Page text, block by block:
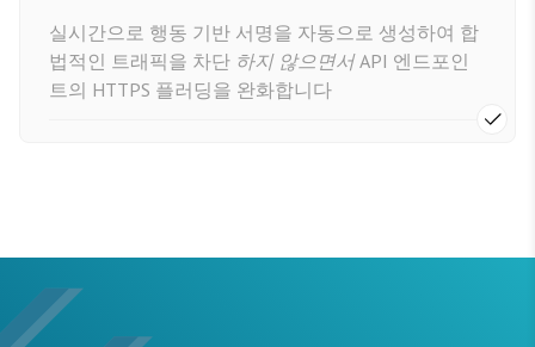
실시간으로 행동 기반 서명을 자동으로 생성하여 합
법적인 트래픽을 차단 하지 않으면서API 엔드포인
트의 HTTPS 플러딩을 완화합니다